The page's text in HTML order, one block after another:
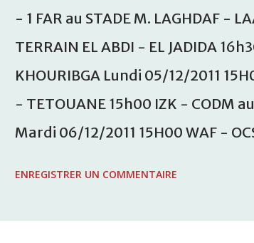
- 1 FAR au STADE M. LAGHDAF -
TERRAIN EL ABDI - EL JADIDA
KHOURIBGA Lundi 05/12/2011
- TETOUANE 15h00 IZK - CODM
Mardi 06/12/2011 15H00 WAF -
ENREGISTRER UN COMMENTAIRE